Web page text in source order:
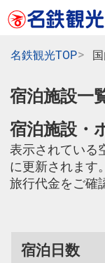
名鉄観光TOP
宿泊施設一
宿泊施設・
表示されている
に更新されます
旅行代金をご確
宿泊日数